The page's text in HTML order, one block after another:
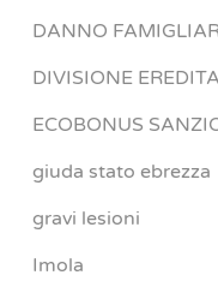
DANNO
DIVISIONE
ECOBONUS
giuda stato ebrezza
gravi lesioni
Imola